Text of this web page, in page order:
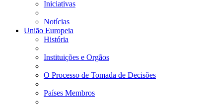
Iniciativas
Notícias
União Europeia
História
Instituições e Orgãos
O Processo de Tomada de Decisões
Países Membros